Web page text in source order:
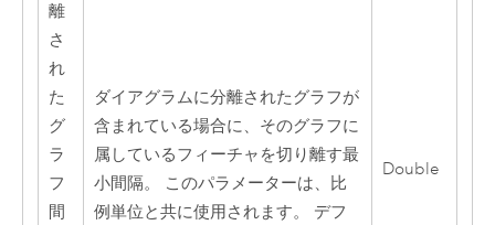
離
さ
れ
た
グ
ラ
フ
間
ダイアグラムに分離されたグラフが
含まれている場合に、そのグラフに
属しているフィーチャを切り離す最
小間隔。 このパラメーターは、比
例単位と共に使用されます。 デフ
Double